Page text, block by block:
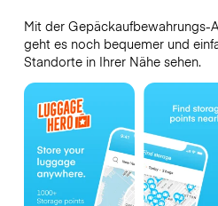
Mit der Gepäckaufbewahrungs-
geht es noch bequemer und
Standorte in Ihrer Nähe sehen.